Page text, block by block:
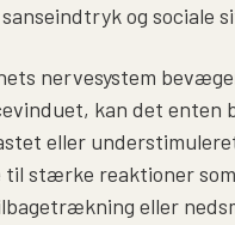
og sociale
nervesystem
kan det enten
eller
til stærke reaktioner
eller